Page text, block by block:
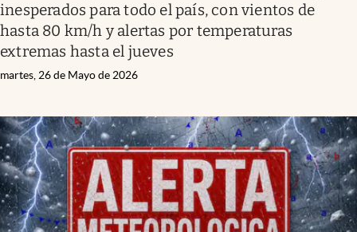
inesperados para todo el país, con vientos de
hasta 80 km/h y alertas por temperaturas
extremas hasta el jueves
martes, 26 de Mayo de 2026